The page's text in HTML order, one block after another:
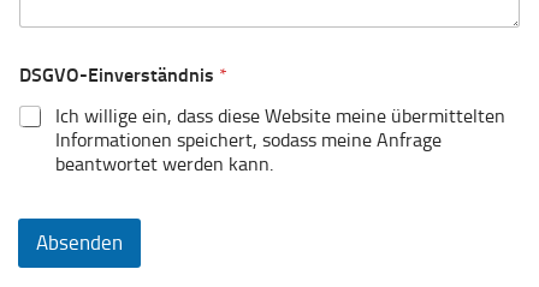
DSGVO-Einverständnis *
Ich willige ein, dass diese Website meine übermittelten
Informationen speichert, sodass meine Anfrage
beantwortet werden kann.
Absenden